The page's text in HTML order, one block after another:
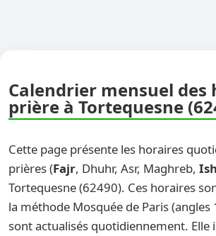
Calendrier mensuel des
prière à Tortequesne
Cette page présente les horaires
prières (Fajr, Dhuhr, Asr, Maghreb,
Tortequesne (62490). Ces horaires
la méthode Mosquée de Paris (angles
sont actualisés quotidiennement. Elle